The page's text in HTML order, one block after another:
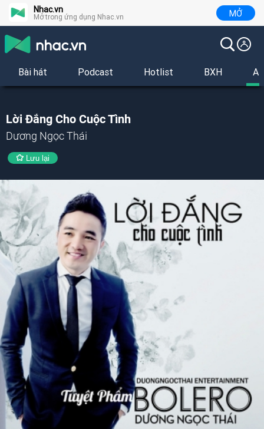
Nhac.vn
Mở trong ứng dụng Nhac.vn MỞ
Bài hát Podcast Hotlist BXH
Lời Đắng Cho Cuộc Tình
Dương Ngọc Thái
Lưu lại